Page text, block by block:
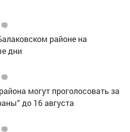
районе на
дни
могут проголосовать за
до 16 августа